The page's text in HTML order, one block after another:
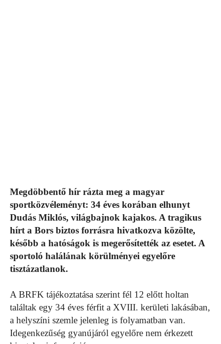
Megdöbbentő hír rázta meg a magyar
sportközvéleményt: 34 éves korában elhunyt
Dudás Miklós, világbajnok kajakos. A tragikus
hírt a Bors biztos forrásra hivatkozva közölte,
később a hatóságok is megerősítették az esetet. A
sportoló halálának körülményei egyelőre
tisztázatlanok.
A BRFK tájékoztatása szerint fél 12 előtt holtan
találtak egy 34 éves férfit a XVIII. kerületi lakásában,
a helyszíni szemle jelenleg is folyamatban van.
Idegenkezűség gyanújáról egyelőre nem érkezett